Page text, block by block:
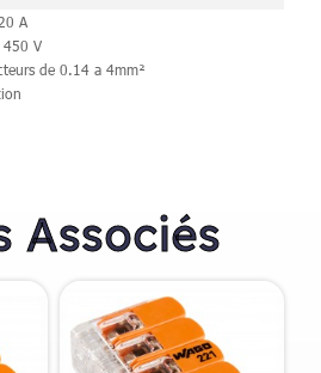
A
450 V
de 0.14 a 4mm²
Associés